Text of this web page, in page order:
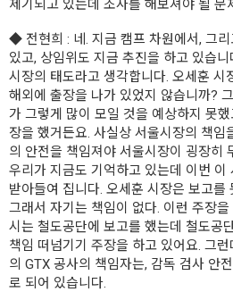
제기되고 있는데 조사를 해보셔야 될 문
◆ 전현희 : 네. 지금 캠프 차원에서, 그
있고, 상임위도 지금 추진을 하고 있습
시장의 태도라고 생각합니다. 오세훈 시
해외에 출장을 나가 있었지 않습니까?
가 그렇게 많이 모일 것을 예상하지 못
장을 했거든요. 사실상 서울시장의 책임
의 안전을 책임져야 서울시장이 굉장히
우리가 지금도 기억하고 있는데 이번 이
받아들여 집니다. 오세훈 시장은 보고를
그래서 자기는 책임이 없다. 이런 주장
시는 철도공단에 보고를 했는데 철도공
책임 떠넘기기 주장을 하고 있어요. 그
의 GTX 공사의 책임자는, 감독 검사 안
로 되어 있습니다.